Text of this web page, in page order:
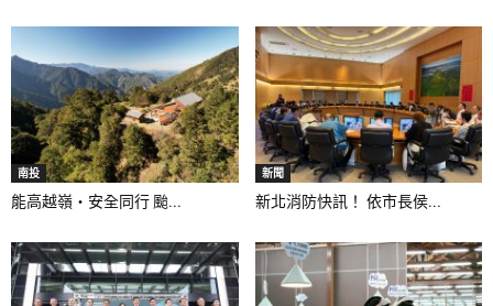
南投
能高越嶺‧安全同行 颱...
新聞
新北消防快訊！ 依市長侯...